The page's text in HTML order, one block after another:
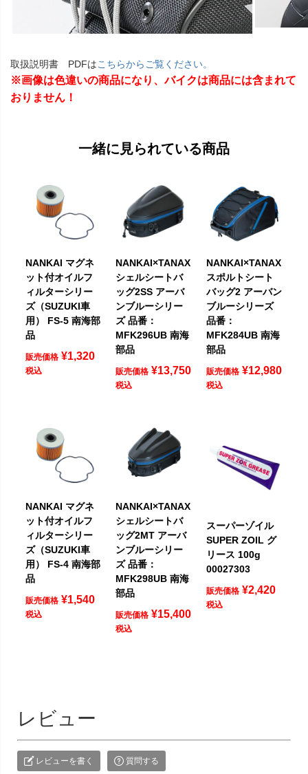
取扱説明書 PDFはこちらからご覧ください。
※画像は色違いの商品になり、バイクは商品には含まれて
おりません！
一緒に見られている商品
NANKAI マグネ
ット付オイルフ
ィルターシリー
ズ（SUZUKI車
用） FS-5 南海部
品
販売価格 ¥1,320
税込
NANKAI×TANAX
シェルシートバ
ッグ2SS アーバ
ンブルーシリー
ズ 品番：
MFK296UB 南海
部品
販売価格 ¥13,750
税込
NANKAI×TANAX
スポルトシート
バッグ2 アーバン
ブルーシリーズ
品番：
MFK284UB 南海
部品
販売価格 ¥12,980
税込
NANKAI マグネ
ット付オイルフ
ィルターシリー
ズ（SUZUKI車
用） FS-4 南海部
品
販売価格 ¥1,540
税込
NANKAI×TANAX
シェルシートバ
ッグ2MT アーバ
ンブルーシリー
ズ 品番：
MFK298UB 南海
部品
販売価格 ¥15,400
税込
スーパーゾイル
SUPER ZOIL グ
リース 100g
00027303
販売価格 ¥2,420
税込
レビュー
レビューを書く 質問する